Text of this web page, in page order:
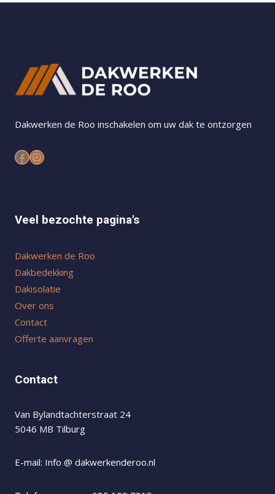
Dakwerken de Roo inschakelen om uw dak te ontzorgen
Facebook
Instagram
Veel bezochte pagina's
Dakwerken de Roo
Dakbedekking
Dakisolatie
Over ons
Contact
Offerte aanvragen
Contact
Van Bylandtachterstraat 24
5046 MB Tilburg
E-mail: Info @ dakwerkenderoo.nl